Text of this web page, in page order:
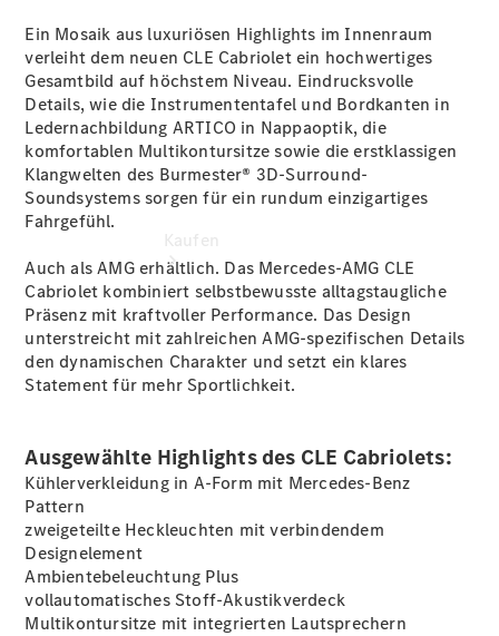
Innovation
Mercedes-
Store
Ein Mosaik aus luxuriösen Highlights im Innenraum
verleiht dem neuen CLE Cabriolet ein hochwertiges
Gesamtbild auf höchstem Niveau. Eindrucksvolle
Details, wie die Instrumententafel und Bordkanten in
Ledernachbildung ARTICO in Nappaoptik, die
komfortablen Multikontursitzesowie die erstklassigen
Klangwelten des Burmester® 3D-Surround-
Soundsystemssorgen für ein rundum einzigartiges
Fahrgefühl.
Auch als AMG erhältlich. Das Mercedes-AMG CLE
Cabriolet kombiniert selbstbewusste alltagstaugliche
Präsenz mit kraftvoller Performance. Das Design
unterstreicht mit zahlreichen AMG-spezifischen Details
den dynamischen Charakter und setzt ein klares
Statement für mehr Sportlichkeit.
Ausgewählte Highlights des CLE Cabriolets:
Kühlerverkleidung in A-Form mit Mercedes-Benz
Pattern
zweigeteilte Heckleuchten mit verbindendem
Designelement
Ambientebeleuchtung Plus
vollautomatisches Stoff-Akustikverdeck
Multikontursitze mit integrierten Lautsprechern